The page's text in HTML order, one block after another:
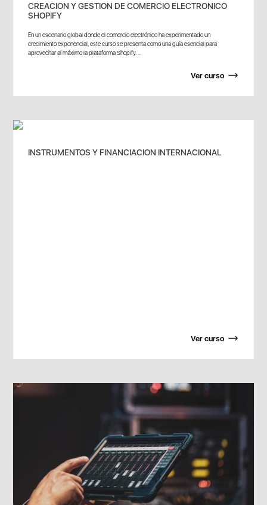
CREACION Y GESTION DE COMERCIO ELECTRONICO
SHOPIFY
En un escenario global donde el comercio electrónico ha experimentado un
crecimiento exponencial, este curso se presenta como una guía esencial para
aprovechar al máximo la plataforma Shopify. ...
Ver curso
INSTRUMENTOS Y FINANCIACION INTERNACIONAL
Ver curso